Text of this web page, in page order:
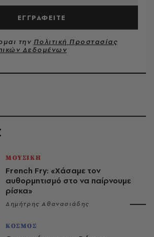
ΜΟΥΣΙΚΗ
French Fry: «Χάσαμε τον
αυθορμητισμό στο να παίρνουμε
ρίσκα»
Δημήτρης Αθανασιάδης
ΚΟΣΜΟΣ
ΕΓΓΡΑΦΕΙΤΕ
την Πολιτική Προστασίας
Δεδομένων